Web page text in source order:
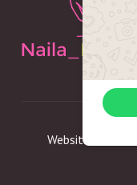
Website Ini Di